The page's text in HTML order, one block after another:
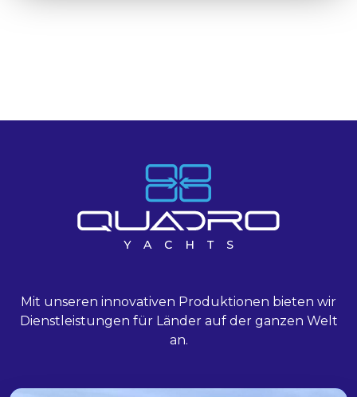
Mit unseren innovativen Produktionen bieten wir
Dienstleistungen für Länder auf der ganzen Welt
an.